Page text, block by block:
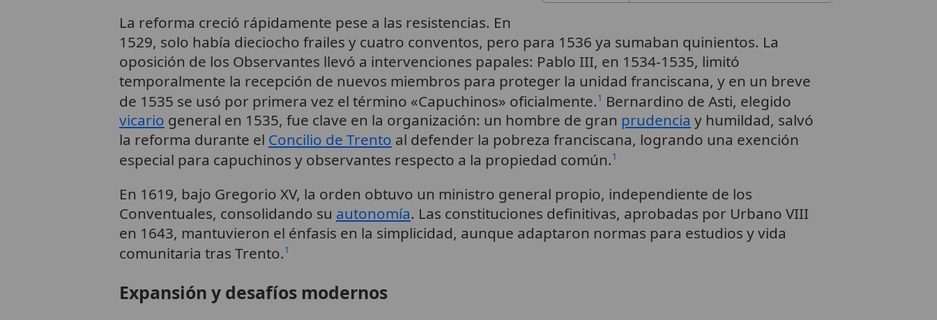
La reforma creció rápidamente pese a las resistencias. En
1529, solo había dieciocho frailes y cuatro conventos, pero para 1536 ya sumaban quinientos. La
oposición de los Observantes llevó a intervenciones papales: Pablo III, en 1534-1535, limitó
temporalmente la recepción de nuevos miembros para proteger la unidad franciscana, y en un breve
de 1535 se usó por primera vez el término «Capuchinos» oficialmente.1 Bernardino de Asti, elegido
vicario general en 1535, fue clave en la organización: un hombre de gran prudencia y humildad, salvó
la reforma durante el Concilio de Trento al defender la pobreza franciscana, logrando una exención
especial para capuchinos y observantes respecto a la propiedad común.1
En 1619, bajo Gregorio XV, la orden obtuvo un ministro general propio, independiente de los
Conventuales, consolidando su autonomía. Las constituciones definitivas, aprobadas por Urbano VIII
en 1643, mantuvieron el énfasis en la simplicidad, aunque adaptaron normas para estudios y vida
comunitaria tras Trento.1
Expansión y desafíos modernos